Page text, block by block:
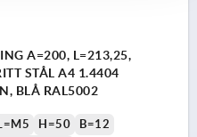
A=200, L=213,25,
STÅL A4 1.4404
BLÅ RAL5002
H=50
B=12